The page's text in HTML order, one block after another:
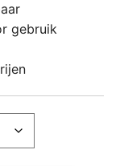
gebruik